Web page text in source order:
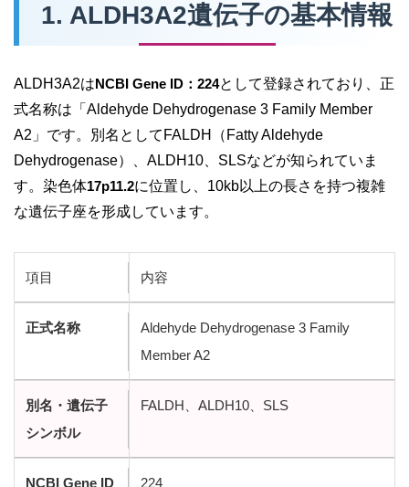
1. ALDH3A2遺伝子の基本情報
ALDH3A2はNCBI Gene ID：224として登録されており、正
式名称は「Aldehyde Dehydrogenase 3 Family Member
A2」です。別名としてFALDH（Fatty Aldehyde
Dehydrogenase）、ALDH10、SLSなどが知られていま
す。染色体17p11.2に位置し、10kb以上の長さを持つ複雑
な遺伝子座を形成しています。
項目 内容
正式名称
Aldehyde Dehydrogenase 3 Family
Member A2
別名・遺伝子
シンボル
FALDH、ALDH10、SLS
NCBI Gene ID 224